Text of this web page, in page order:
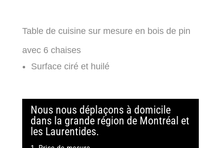
Table de cuisine sur mesure en bois de pin
avec 6 chaises
Surface ciré et huilé
Nous nous déplaçons à domicile
dans la grande région de Montréal et
les Laurentides.